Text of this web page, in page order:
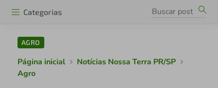
Categorias
AGRO
Página inicial
Notícias Nossa Terra PR/SP
Agro